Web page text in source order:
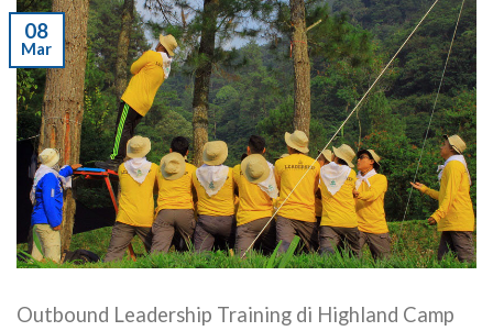
08
Mar
Outbound Leadership Training di Highland Camp